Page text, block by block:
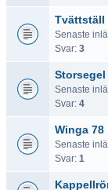
Tvättställ
Senaste
Svar: 3
Storsegel
Senaste
Svar: 4
Winga 78
Senaste
Svar: 1